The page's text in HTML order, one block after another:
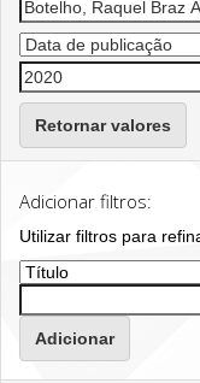
Retornar valores
Adicionar filtros:
Utilizar filtros para